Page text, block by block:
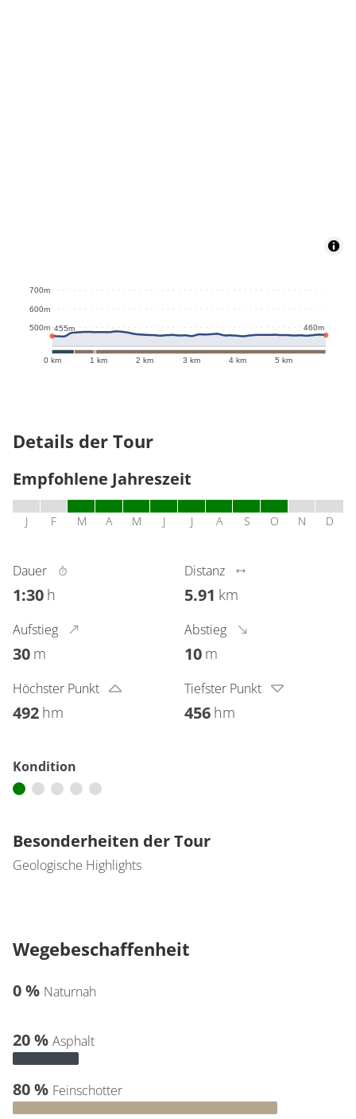
0 km 1 km 2 km 3 km 4 km 5 km
500m
600m
700m
455m 460m
Details der Tour
Empfohlene Jahreszeit
J F M A M J J A S O N D
Dauer
1:30 h
Distanz
5.91 km
Aufstieg
30 m
Abstieg
10 m
Höchster Punkt
492 hm
Tiefster Punkt
456 hm
Kondition
Besonderheiten der Tour
Geologische Highlights
Wegebeschaffenheit
0 % Naturnah
20 % Asphalt
80 % Feinschotter